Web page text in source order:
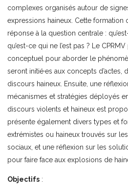
complexes organisés autour de
expressions haineux. Cette formation
réponse à la question centrale :
qu’est-ce qui ne l’est pas ? Le
conceptuel pour aborder le
seront initié·es aux concepts d’actes,
discours haineux. Ensuite, une
mécanismes et stratégies déployés
discours violents et haineux est
présente également divers types et
extrémistes ou haineux trouvés sur
sociaux, et une réflexion sur les
pour faire face aux explosions de
Objectifs :